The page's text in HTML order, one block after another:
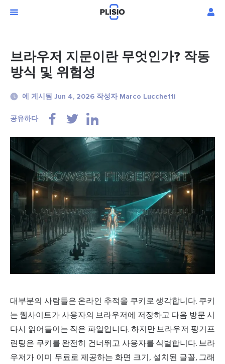
브라우저 지문이란 무엇인가? 작동
방식 및 위험성
에 게시됨 Jun 4, 2026 작성자 Marco Lucchetti
공유하다
대부분의 사람들은 온라인 추적을 쿠키로 생각합니다. 쿠키
는 웹사이트가 사용자의 브라우저에 저장하고 다음 방문 시
다시 읽어들이는 작은 파일입니다. 하지만 브라우저 핑거프
린팅은 쿠키를 완전히 건너뛰고 사용자를 식별합니다. 브라
우저가 이미 무료로 제공하는 화면 크기, 설치된 글꼴, 그래